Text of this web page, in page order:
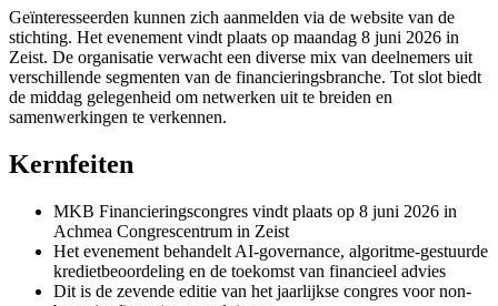
Geïnteresseerden kunnen zich aanmelden via de website van de
stichting. Het evenement vindt plaats op maandag 8 juni 2026 in
Zeist. De organisatie verwacht een diverse mix van deelnemers uit
verschillende segmenten van de financieringsbranche. Tot slot biedt
de middag gelegenheid om netwerken uit te breiden en
samenwerkingen te verkennen.
Kernfeiten
MKB Financieringscongres vindt plaats op 8 juni 2026 in
Achmea Congrescentrum in Zeist
Het evenement behandelt AI-governance, algoritme-gestuurde
kredietbeoordeling en de toekomst van financieel advies
Dit is de zevende editie van het jaarlijkse congres voor non-